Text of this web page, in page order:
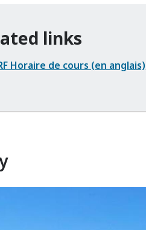
links
Horaire de cours (en anglais)